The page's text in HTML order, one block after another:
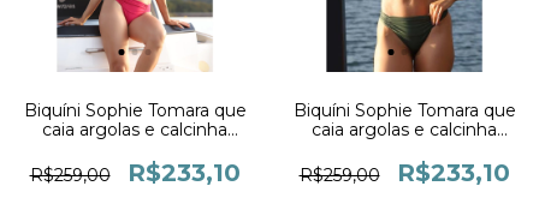
Biquíni Sophie Tomara que
caia argolas e calcinha
R$259,00
R$233,10
Biquíni Sophie Tomara que
caia argolas e calcinha
R$259,00
R$233,10